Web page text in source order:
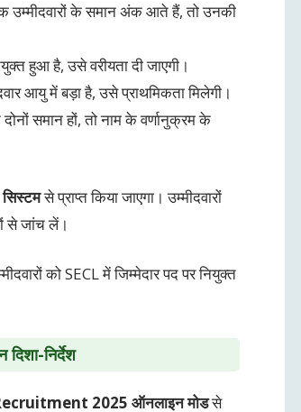
उम्मीदवारों के समान अंक आते हैं, तो उनकी
हुआ है, उसे वरीयता दी जाएगी।
आयु में बड़ा है, उसे प्राथमिकता मिलेगी।
दोनों समान हों, तो नाम के वर्णानुक्रम के
से प्राप्त किया जाएगा। उम्मीदवारों
से जांच लें।
को SECL में जिम्मेदार पद पर नियुक्त
निर्देश
2025 ऑनलाइन मोडसे